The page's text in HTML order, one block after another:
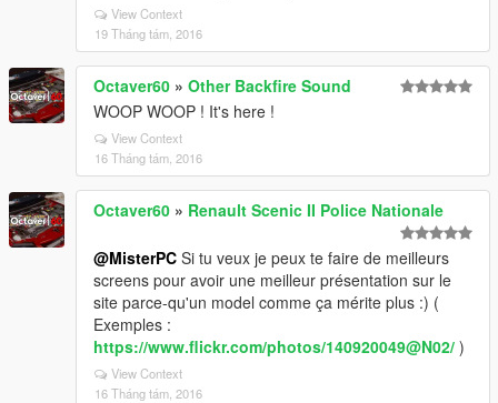
View Context
19 Tháng tám, 2016
Octaver60 » Other Backfire Sound
WOOP WOOP ! It's here !
View Context
16 Tháng tám, 2016
Octaver60 » Renault Scenic II Police Nationale
@MisterPC Si tu veux je peux te faire de meilleurs
screens pour avoir une meilleur présentation sur le
site parce-qu'un model comme ça mérite plus :) (
Exemples :
https://www.flickr.com/photos/140920049@N02/ )
View Context
16 Tháng tám, 2016